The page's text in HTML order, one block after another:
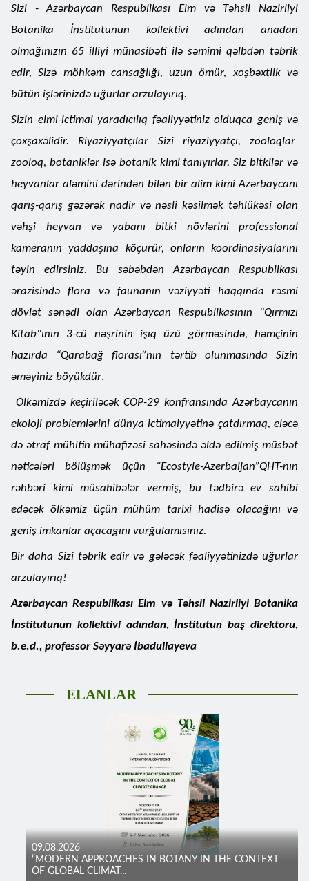
Sizi - Azərbaycan Respublikası Elm və Təhsil Nazirliyi
Botanika İnstitutunun kollektivi adından anadan
olmağınızın 65 illiyi münasibəti ilə səmimi qəlbdən təbrik
edir, Sizə möhkəm cansağlığı, uzun ömür, xoşbəxtlik və
bütün işlərinizdə uğurlar arzulayırıq.
Sizin elmi-ictimai yaradıcılıq fəaliyyətiniz olduqca geniş və
çoxşaxəlidir. Riyaziyyatçılar Sizi riyaziyyatçı, zooloqlar
zooloq, botaniklər isə botanik kimi tanıyırlar. Siz bitkilər və
heyvanlar aləmini dərindən bilən bir alim kimi Azərbaycanı
qarış-qarış gəzərək nadir və nəsli kəsilmək təhlükəsi olan
vəhşi heyvan və yabanı bitki növlərini professional
kameranın yaddaşına köçurür, onların koordinasiyalarını
təyin edirsiniz. Bu səbəbdən Azərbaycan Respublikası
ərazisində flora və faunanın vəziyyəti haqqında rəsmi
dövlət sənədi olan Azərbaycan Respublikasının "Qırmızı
Kitab"ının 3-cü nəşrinin işıq üzü görməsində, həmçinin
hazırda “Qarabağ florası”nın tərtib olunmasında Sizin
əməyiniz böyükdür.
Ölkəmizdə keçiriləcək COP-29 konfransında Azərbaycanın
ekoloji problemlərini dünya ictimaiyyətinə çatdırmaq, eləcə
də ətraf mühitin mühafizəsi sahəsində əldə edilmiş müsbət
nəticələri bölüşmək üçün “Ecostyle-Azerbaijan”QHT-nın
rəhbəri kimi müsahibələr vermiş, bu tədbirə ev sahibi
edəcək ölkəmiz üçün mühüm tarixi hadisə olacağını və
geniş imkanlar açacagını vurğulamısınız.
Bir daha Sizi təbrik edir və gələcək fəaliyyətinizdə uğurlar
arzulayırıq!
Azərbaycan Respublikası Elm və Təhsil Nazirliyi Botanika
İnstitutunun kollektivi adından, İnstitutun baş direktoru,
b.e.d., professor Səyyarə İbadullayeva
ELANLAR
09.08.2026
“MODERN APPROACHES IN BOTANY IN THE CONTEXT
OF GLOBAL CLIMAT...